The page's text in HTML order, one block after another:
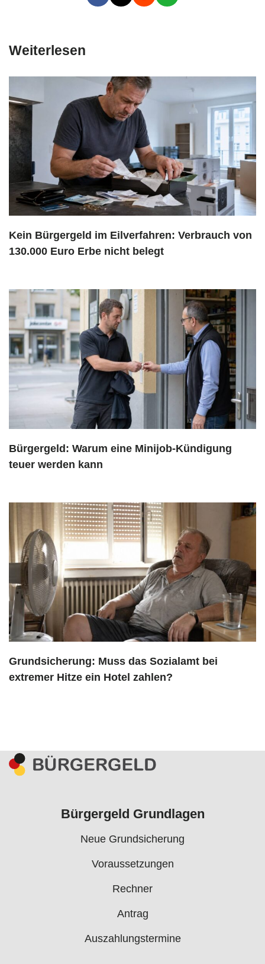
Weiterlesen
Kein Bürgergeld im Eilverfahren: Verbrauch von
130.000 Euro Erbe nicht belegt
Bürgergeld: Warum eine Minijob-Kündigung
teuer werden kann
Grundsicherung: Muss das Sozialamt bei
extremer Hitze ein Hotel zahlen?
Bürgergeld Grundlagen
Neue Grundsicherung
Voraussetzungen
Rechner
Antrag
Auszahlungstermine